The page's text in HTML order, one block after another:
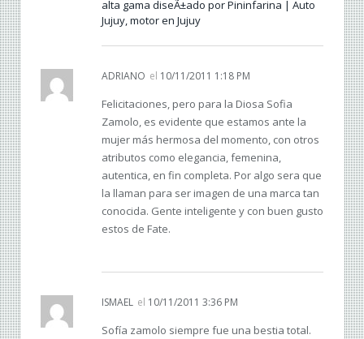
alta gama diseÃ±ado por Pininfarina | Auto
Jujuy, motor en Jujuy
ADRIANO el 10/11/2011 1:18 PM
Felicitaciones, pero para la Diosa Sofia
Zamolo, es evidente que estamos ante la
mujer más hermosa del momento, con otros
atributos como elegancia, femenina,
autentica, en fin completa. Por algo sera que
la llaman para ser imagen de una marca tan
conocida. Gente inteligente y con buen gusto
estos de Fate.
ISMAEL el 10/11/2011 3:36 PM
Sofía zamolo siempre fue una bestia total.